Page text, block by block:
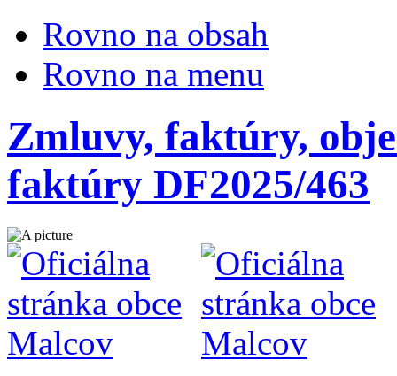
Rovno na obsah
Rovno na menu
Zmluvy, faktúry,
faktúry DF2025/463